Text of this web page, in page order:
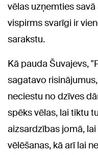
vēlas uzņemties
vispirms svarīgi ir
sarakstu.
Kā pauda Šuvajevs,
sagatavo
neciestu no dzīves
spēks vēlas, lai tiktu
aizsardzības jomā,
vēlēšanas, kā arī lai